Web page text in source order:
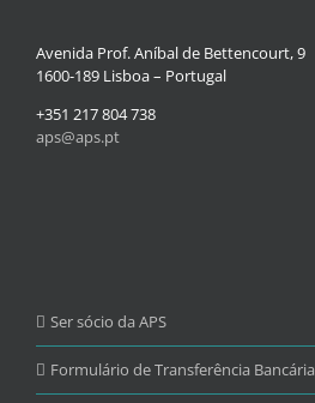
Avenida Prof. Aníbal de Bettencourt, 9
1600-189 Lisboa – Portugal
+351 217 804 738
aps@aps.pt
Ser sócio da APS
Formulário de Transferência Bancária